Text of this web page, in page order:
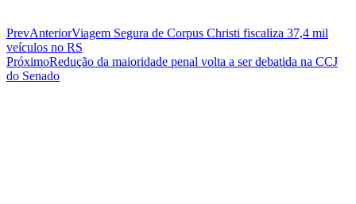
PrevAnteriorViagem Segura de Corpus Christi fiscaliza 37,4 mil
veículos no RS
PróximoRedução da maioridade penal volta a ser debatida na CCJ
do Senado